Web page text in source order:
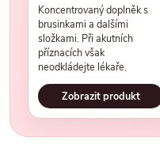
Koncentrovaný doplněk s
brusinkami a dalšími
složkami. Při akutních
příznacích však
neodkládejte lékaře.
Zobrazit produkt